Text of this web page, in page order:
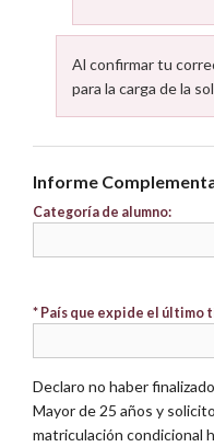
Al confirmar tu
para la carga de la
Informe
Categoría de alumno:
* País que expide el
Declaro no haber
Mayor de 25 años y
matriculación condicional